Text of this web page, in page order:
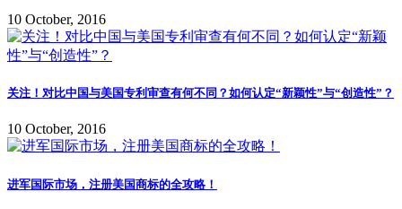
10 October, 2016
关注！对比中国与美国专利审查有何不同？如何认定“新颖性”与“创造性”？
10 October, 2016
进军国际市场，注册美国商标的全攻略！